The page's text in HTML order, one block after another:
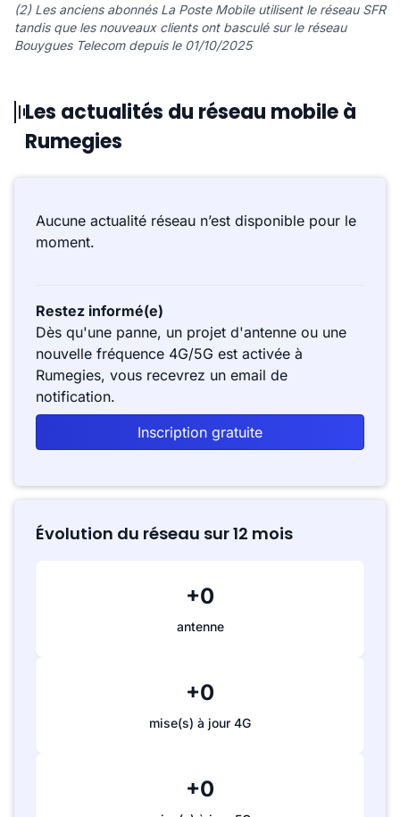
(2) Les anciens abonnés La Poste Mobile utilisent le réseau SFR
tandis que les nouveaux clients ont basculé sur le réseau
Bouygues Telecom depuis le 01/10/2025
Les actualités du réseau mobile à
Rumegies
Aucune actualité réseau n’est disponible pour le
moment.
Restez informé(e)
Dès qu'une panne, un projet d'antenne ou une
nouvelle fréquence 4G/5G est activée à
Rumegies, vous recevrez un email de
notification.
Inscription gratuite
Évolution du réseau sur 12 mois
+0
antenne
+0
mise(s) à jour 4G
+0